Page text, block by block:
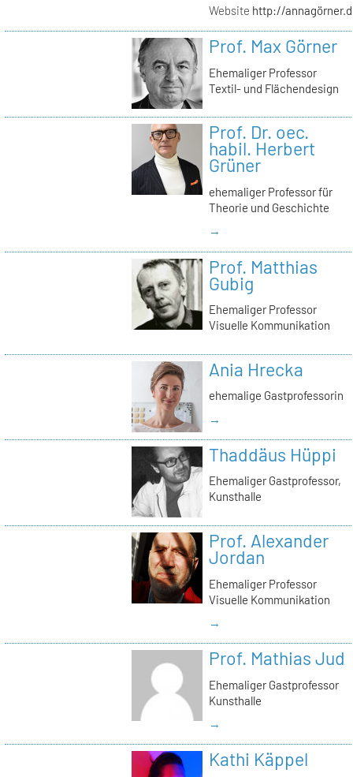
Website http://
Prof. Max Görner
Ehemaliger Professor
Textil- und Flächendesign
Prof. Dr. oec.
habil. Herbert
Grüner
ehemaliger Professor für
Theorie und Geschichte
→
Prof. Matthias
Gubig
Ehemaliger Professor
Visuelle Kommunikation
Ania Hrecka
ehemalige Gastprofessorin
→
Thaddäus Hüppi
Ehemaliger Gastprofessor,
Kunsthalle
Prof. Alexander
Jordan
Ehemaliger Professor
Visuelle Kommunikation
→
Prof. Mathias Jud
Ehemaliger Gastprofessor
Kunsthalle
→
Kathi Käppel